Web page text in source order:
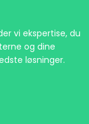
vi ekspertise, du
og dine
løsninger.